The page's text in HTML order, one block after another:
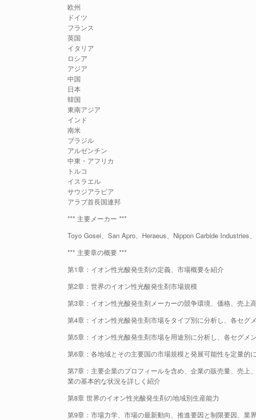
欧州
ドイツ
フランス
英国
イタリア
ロシア
アジア
中国
日本
韓国
東南アジア
インド
南米
ブラジル
アルゼンチン
中東・アフリカ
トルコ
イスラエル
サウジアラビア
アラブ首長国連邦
*** 主要メーカー ***
Toyo Gosei、San Apro、Heraeus、Nippon Carbide Industries
*** 主要章の概要 ***
第1章：イオン性光酸発生剤の定義、市場概要を紹介
第2章：世界のイオン性光酸発生剤市場規模
第3章：イオン性光酸発生剤メーカーの競争環境、価格、売
第4章：イオン性光酸発生剤市場をタイプ別に分析し、各セグ
第5章：イオン性光酸発生剤市場を用途別に分析し、各セグメ
第6章：各地域とその主要国の市場規模と発展可能性を定量的
第7章：主要企業のプロフィールを含め、企業の販売量、売
業の基本的な状況を詳しく紹介
第8章 世界のイオン性光酸発生剤の地域別生産能力
第9章：市場力学、市場の最新動向、推進要因と制限要因、